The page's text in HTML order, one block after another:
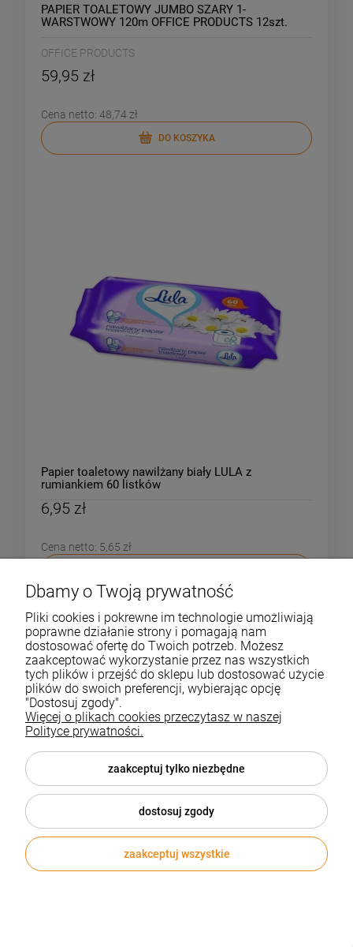
PAPIER TOALETOWY JUMBO SZARY 1-
WARSTWOWY 120m OFFICE PRODUCTS 12szt.
OFFICE PRODUCTS
59,95 zł
Cena netto: 48,74 zł
DO KOSZYKA
Papier toaletowy nawilżany biały LULA z
rumiankiem 60 listków
6,95 zł
Cena netto: 5,65 zł
Dbamy o Twoją prywatność
Pliki cookies i pokrewne im technologie umożliwiają
poprawne działanie strony i pomagają nam
dostosować ofertę do Twoich potrzeb. Możesz
zaakceptować wykorzystanie przez nas wszystkich
tych plików i przejść do sklepu lub dostosować użycie
plików do swoich preferencji, wybierając opcję
"Dostosuj zgody".
Więcej o plikach cookies przeczytasz w naszej
Polityce prywatności.
zaakceptuj tylko niezbędne
dostosuj zgody
zaakceptuj wszystkie